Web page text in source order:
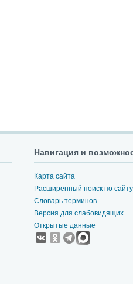
Навигация и
Карта сайта
Расширенный поиск по сайту
Словарь терминов
Версия для слабовидящих
Открытые данные